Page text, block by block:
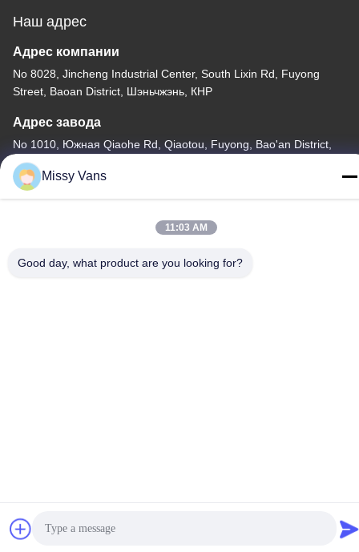
Наш адрес
Адрес компании
No 8028, Jincheng Industrial Center, South Lixin Rd, Fuyong
Street, Baoan District, Шэньчжэнь, КНР
Адрес завода
No 1010, Южная Qiaohe Rd, Qiaotou, Fuyong, Bao'an District,
Шэньчжэнь, КНР
Тел.
Missy Vans
11:03 AM
Good day, what product are you looking for?